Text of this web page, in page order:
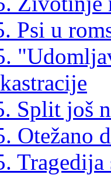
Psi u
Split još
Otežano